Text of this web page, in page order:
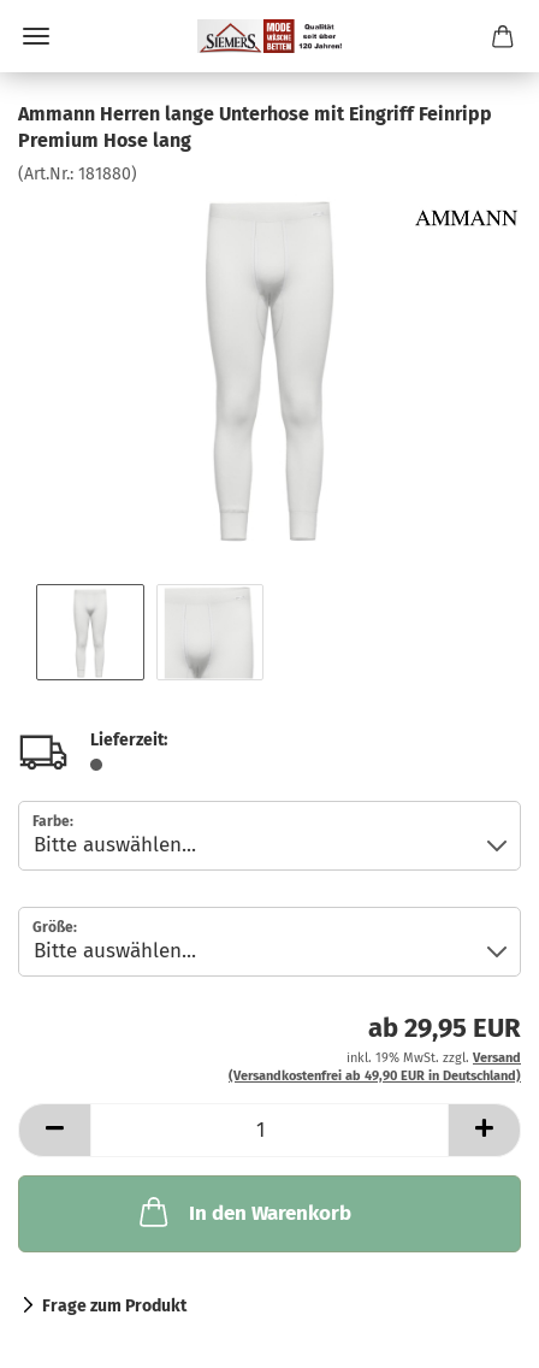
Ammann Herren lange Unterhose mit Eingriff Feinripp
Premium Hose lang
(Art.Nr.: 181880)
Lieferzeit:
Farbe:
Größe:
ab 29,95 EUR
inkl. 19% MwSt. zzgl. Versand
(Versandkostenfrei ab 49,90 EUR in Deutschland)
In den Warenkorb
Frage zum Produkt